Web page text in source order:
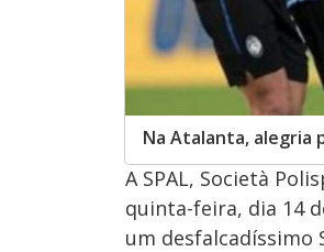
Na Atalanta, alegria
A SPAL, Società
quinta-feira, dia 14
um desfalcadíssimo